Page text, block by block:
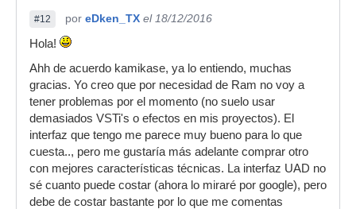
#12 por eDken_TX el 18/12/2016
Hola!
Ahh de acuerdo kamikase, ya lo entiendo, muchas
gracias. Yo creo que por necesidad de Ram no voy a
tener problemas por el momento (no suelo usar
demasiados VSTi's o efectos en mis proyectos). El
interfaz que tengo me parece muy bueno para lo que
cuesta.., pero me gustaría más adelante comprar otro
con mejores características técnicas. La interfaz UAD no
sé cuanto puede costar (ahora lo miraré por google), pero
debe de costar bastante por lo que me comentas